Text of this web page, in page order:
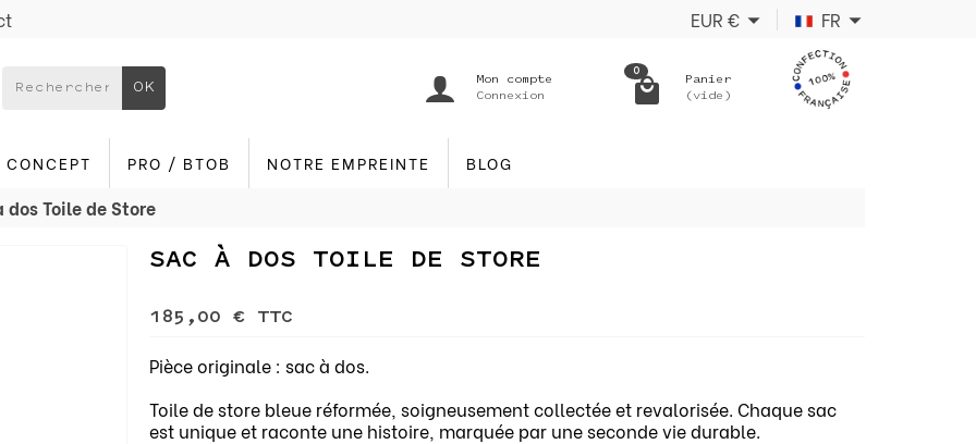
EUR € FR
OK
Mon compte
Connexion
0
Panier
(vide)
CONCEPT PRO / BTOB NOTRE EMPREINTE BLOG
dos Toile de Store
SAC À DOS TOILE DE STORE
185,00 € TTC
Pièce originale : sac à dos.
Toile de store bleue réformée, soigneusement collectée et revalorisée. Chaque sac
est unique et raconte une histoire, marquée par une seconde vie durable.